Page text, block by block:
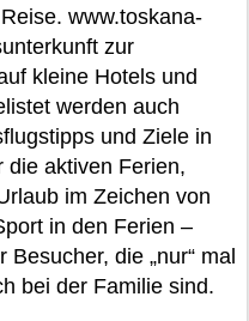
www.toskana-
zur
kleine Hotels und
werden auch
und Ziele in
die aktiven Ferien,
im Zeichen von
in den Ferien –
die „nur“ mal
bei der Familie sind.